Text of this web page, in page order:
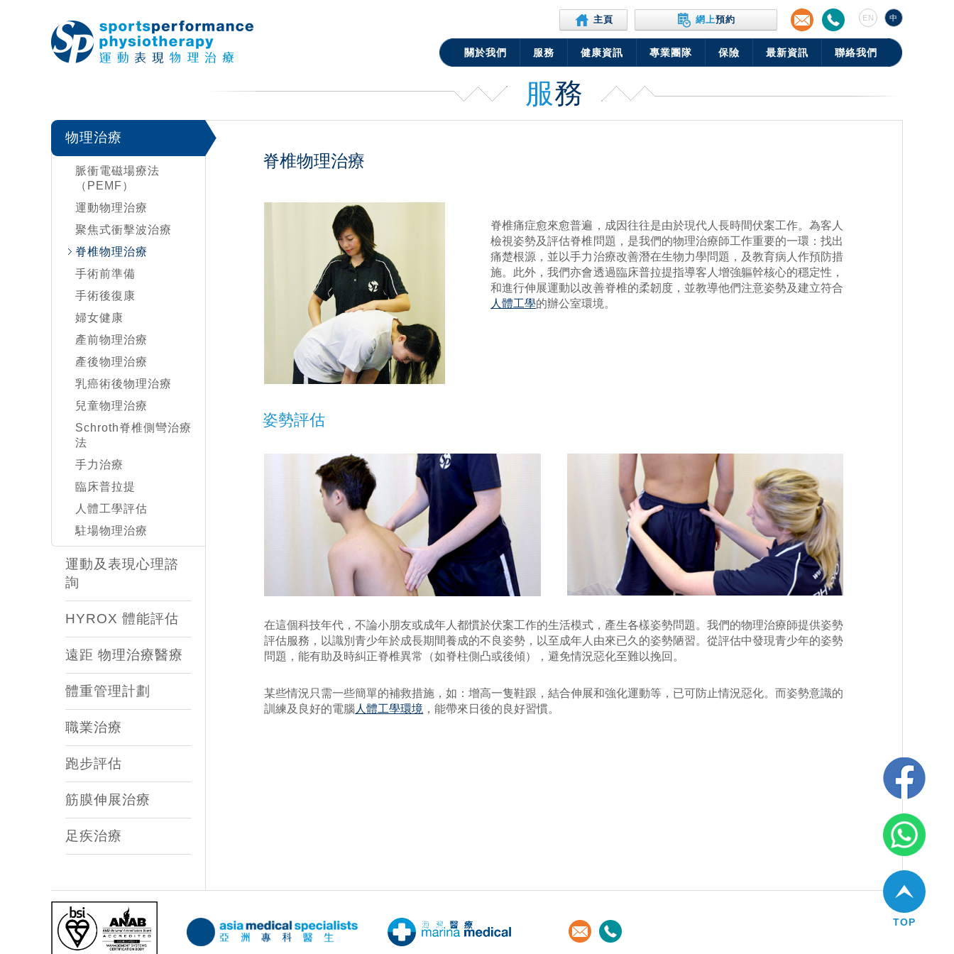
中
EN
主頁 網上預約
關於我們 服務 健康資訊 專業團隊 保險 最新資訊 聯絡我們
服務
脊椎物理治療
脊椎痛症愈來愈普遍，成因往往是由於現代人長時間伏案工作。為客人
檢視姿勢及評估脊椎問題，是我們的物理治療師工作重要的一環：找出
痛楚根源，並以手力治療改善潛在生物力學問題，及教育病人作預防措
施。此外，我們亦會透過臨床普拉提指導客人增強軀幹核心的穩定性，
和進行伸展運動以改善脊椎的柔韌度，並教導他們注意姿勢及建立符合
人體工學的辦公室環境。
姿勢評估
在這個科技年代，不論小朋友或成年人都慣於伏案工作的生活模式，產生各樣姿勢問題。我們的物理治療師提供姿勢
評估服務，以識別青少年於成長期間養成的不良姿勢，以至成年人由來已久的姿勢陋習。從評估中發現青少年的姿勢
問題，能有助及時糾正脊椎異常（如脊柱側凸或後傾），避免情況惡化至難以挽回。
某些情況只需一些簡單的補救措施，如：增高一隻鞋跟，結合伸展和強化運動等，已可防止情況惡化。而姿勢意識的
訓練及良好的電腦 人體工學環境 ，能帶來日後的良好習慣。
物理治療
脈衝電磁場療法
（PEMF）
運動物理治療
聚焦式衝擊波治療
脊椎物理治療
手術前準備
手術後復康
婦女健康
產前物理治療
產後物理治療
乳癌術後物理治療
兒童物理治療
Schroth脊椎側彎治療
法
手力治療
臨床普拉提
人體工學評估
駐場物理治療
運動及表現心理諮
詢
HYROX 體能評估
遠距 物理治療醫療
體重管理計劃
職業治療
跑步評估
筋膜伸展治療
足疾治療
TOP